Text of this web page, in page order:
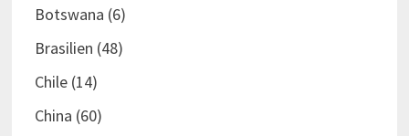
Botswana (6)
Brasilien (48)
Chile(14)
China (60)